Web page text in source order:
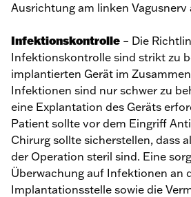
Ausrichtung am linken Vagusnerv
Infektionskontrolle – Die
Infektionskontrolle sind strikt zu
implantierten Gerät im
Infektionen sind nur schwer zu
eine Explantation des Geräts
Patient sollte vor dem Eingriff
Chirurg sollte sicherstellen, dass
der Operation steril sind. Eine
Überwachung auf Infektionen an
Implantationsstelle sowie die